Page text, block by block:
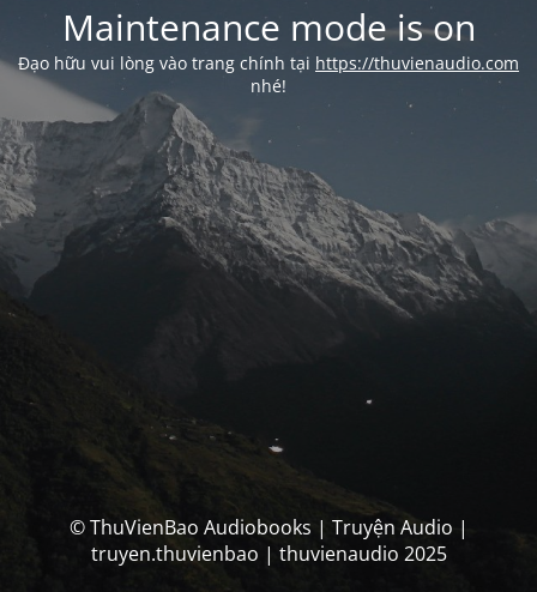
Maintenance mode is on
Đạo hữu vui lòng vào trang chính tại https://thuvienaudio.com
nhé!
© ThuVienBao Audiobooks | Truyện Audio |
truyen.thuvienbao | thuvienaudio 2025